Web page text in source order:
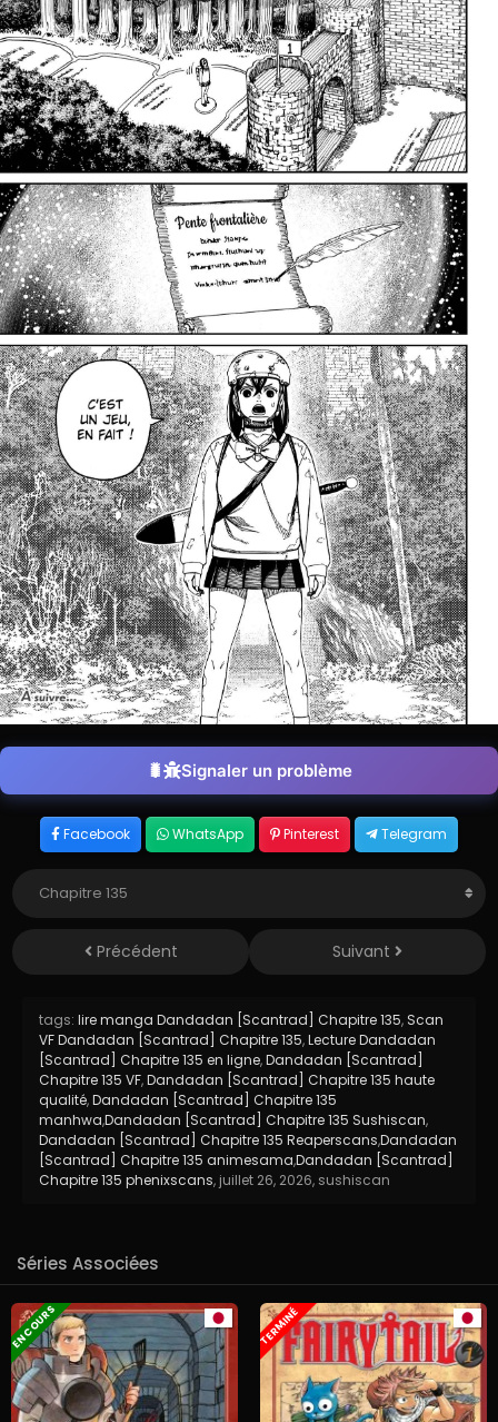
Signaler un problème
Facebook WhatsApp Pinterest Telegram
Précédent Suivant
tags: lire manga Dandadan [Scantrad] Chapitre 135, Scan
VF Dandadan [Scantrad] Chapitre 135,Lecture Dandadan
[Scantrad] Chapitre 135 en ligne,Dandadan [Scantrad]
Chapitre 135 VF,Dandadan [Scantrad] Chapitre 135 haute
qualité,Dandadan [Scantrad] Chapitre 135
manhwa,Dandadan [Scantrad] Chapitre 135 Sushiscan,
Dandadan [Scantrad] Chapitre 135 Reaperscans,Dandadan
[Scantrad] Chapitre 135 animesama,Dandadan [Scantrad]
Chapitre 135 phenixscans, juillet 26, 2026, sushiscan
Séries Associées
EN COURS TERMINÉ